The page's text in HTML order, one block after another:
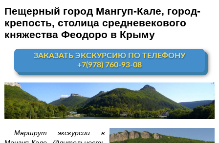
+ Ай-Петри
Алупка + Ай-Петри
Алупка Воронцовскийдворец
Премиум-тур
Аквапарк "Банановая республика"
Аквапарк в Симеизе
Пещерный город Мангуп-Кале, город-
крепость, столица средневекового
княжества Феодоро в Крыму
ЗАКАЗАТЬ ЭКСКУРСИЮ ПО ТЕЛЕФОНУ
+7(978) 760-93-08
Маршрут экскурсии в